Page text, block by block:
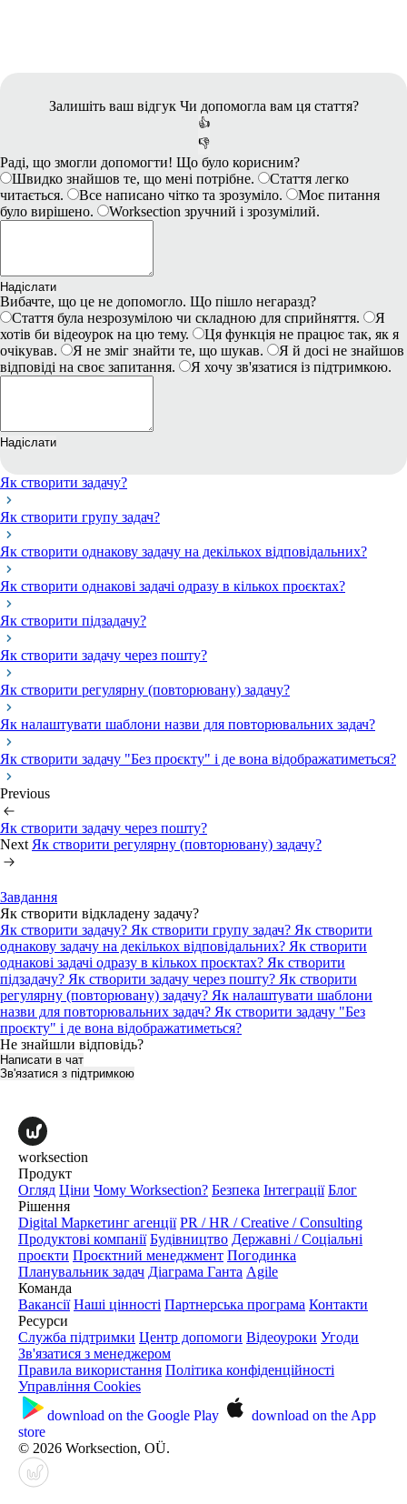
Залишіть ваш відгук Чи допомогла вам ця стаття?
👍
👎
Раді, що змогли допомогти! Що було корисним?
Швидко знайшов те, що мені потрібне.
Стаття легко
читається.
Все написано чітко та зрозуміло.
Моє питання
було вирішено.
Worksection зручний і зрозумілий.
Надіслати
Вибачте, що це не допомогло. Що пішло негаразд?
Стаття була незрозумілою чи складною для сприйняття.
Я
хотів би відеоурок на цю тему.
Ця функція не працює так, як я
очікував.
Я не зміг знайти те, що шукав.
Я й досі не знайшов
відповіді на своє запитання.
Я хочу зв'язатися із підтримкою.
Надіслати
Як створити задачу?
Як створити групу задач?
Як створити однакову задачу на декількох відповідальних?
Як створити однакові задачі одразу в кількох проєктах?
Як створити підзадачу?
Як створити задачу через пошту?
Як створити регулярну (повторювану) задачу?
Як налаштувати шаблони назви для повторювальних задач?
Як створити задачу "Без проєкту" і де вона відображатиметься?
Previous
Як створити задачу через пошту?
Next Як створити регулярну (повторювану) задачу?
Завдання
Як створити відкладену задачу?
Як створити задачу? Як створити групу задач? Як створити
однакову задачу на декількох відповідальних? Як створити
однакові задачі одразу в кількох проєктах? Як створити
підзадачу? Як створити задачу через пошту? Як створити
регулярну (повторювану) задачу? Як налаштувати шаблони
назви для повторювальних задач? Як створити задачу "Без
проєкту" і де вона відображатиметься?
Не знайшли відповідь?
Написати в чат
Зв'язатися з підтримкою
worksection
Продукт
Огляд Ціни Чому Worksection? Безпека Інтеграції Блог
Рішення
Digital Маркетинг агенції PR / HR / Creative / Consulting
Продуктові компанії Будівництво Державні / Соціальні
проєкти Проєктний менеджмент Погодинка
Планувальник задач Діаграма Ганта Agile
Команда
Вакансії Наші цінності Партнерська програма Контакти
Ресурси
Служба підтримки Центр допомоги Відеоуроки Угоди
Зв'язатися з менеджером
Правила використання Політика конфіденційності
Управління Cookies
download on the Google Play download on the App
store
© 2026 Worksection, OÜ.